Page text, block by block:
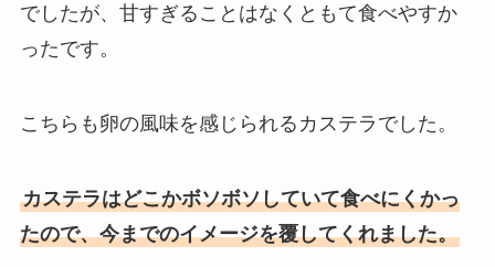
でしたが、甘すぎることはなくともて食べやすか
ったです。
こちらも卵の風味を感じられるカステラでした。
カステラはどこかボソボソしていて食べにくかっ
たので、今までのイメージを覆してくれました。